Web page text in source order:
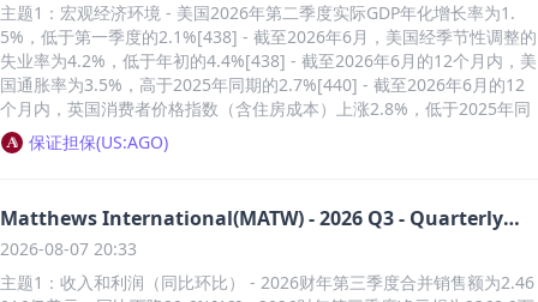
主题1：宏观经济环境 - 美国2026年第二季度实际GDP年化增长率为1.
5%，低于第一季度的2.1%[438] - 截至2026年6月，美国经季节性调整的
失业率为4.2%，低于年初的4.4%[438] - 截至2026年6月的12个月内，美
国通胀率为3.5%，高于2025年同期的2.7%[440] - 截至2026年6月的12
个月内，英国消费者价格指数（含住房成本）上涨2.8%，低于2025年同
期[440] 主题2：利率与货币政策 - 联邦基金利率目标区间从2024年9月
的5.25%-5.50%降至2025年12月的3.50%-3.75%，并在2026年7月维持
均为4.33%，略高于2026年第一季度的4.30%，低于2025年第二季度的
4.47%[446] - 2026年第二季度30年期BBB与AAA MMD平均信用利差为8
3.7个基点，窄于2026年第一季度的84.3个基点和2025年第二季度的90.0
保证担保(US:AGO)
Matthews International(MATW) - 2026 Q3 - Quarterly
Results
2026-08-07 20:33
主题1：收入和利润（同比环比） - 2026财年第三季度合并销售额为2.46